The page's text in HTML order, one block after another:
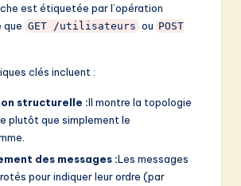
est étiquetée par l’opération
GET /utilisateurs ou POST
clés incluent :
structurelle :Il montre la topologie
plutôt que simplement le
des messages :Les messages
pour indiquer leur ordre (par